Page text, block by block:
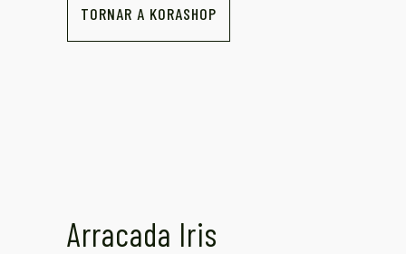
TORNAR A KORASHOP
Arracada Iris